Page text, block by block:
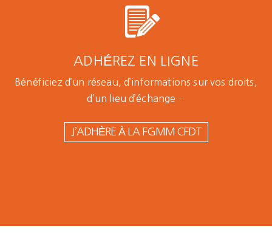
ADHÉREZ EN LIGNE
Bénéficiez d’un réseau, d’informations sur vos droits,
d’un lieu d’échange…
J’ADHÈRE À LA FGMM CFDT